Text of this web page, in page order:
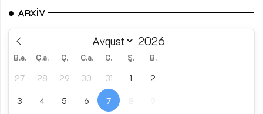
ARXIV
B.e. Ç.a. Ç. C.a. C. Ş. B.
27 28 29 30 31 1 2
3 4 5 6 7